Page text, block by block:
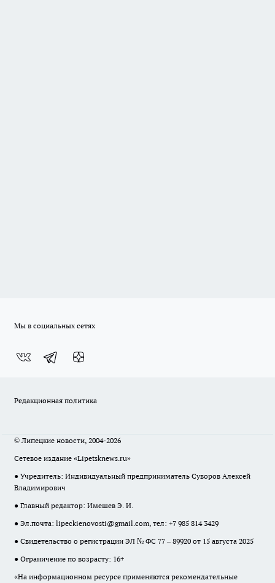
Мы в социальных сетях
Редакционная политика
© Липецкие новости, 2004-2026
Сетевое издание «Lipetsknews.ru»
● Учредитель: Индивидуальный предприниматель Суворов Алексей
Владимирович
● Главный редактор: Имешев Э. И.
● Эл.почта: lipeckienovosti@gmail.com, тел: +7 985 814 3429
● Свидетельство о регистрации ЭЛ № ФС 77 – 89920 от 15 августа 2025
● Ограничение по возрасту: 16+
«На информационном ресурсе применяются рекомендательные